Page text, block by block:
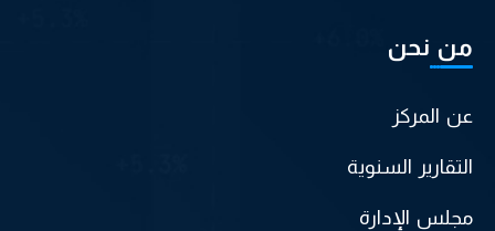
من نحن
عن المركز
التقارير السنوية
مجلس الإدارة